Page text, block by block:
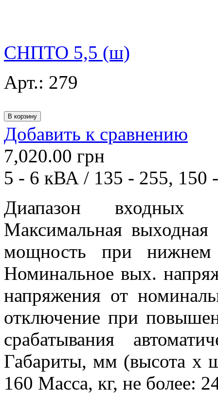
СНПТО 5,5 (ш)
Арт.: 279
Добавить к сравнению
7,020.00 грн
5 - 6 кВА / 135 - 255, 150
Диапазон
Максимальная
мощность при
Номинальное вых.
напряжения от
отключение при
срабатывания
Габариты, мм (высота x
160 Масса, кг, не более: